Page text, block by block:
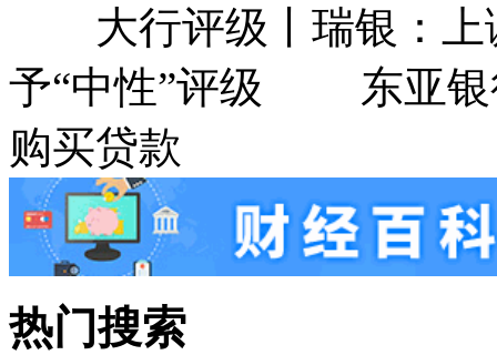
大行评级丨瑞银：上
予“中性”评级 东亚银
购买贷款
热门搜索